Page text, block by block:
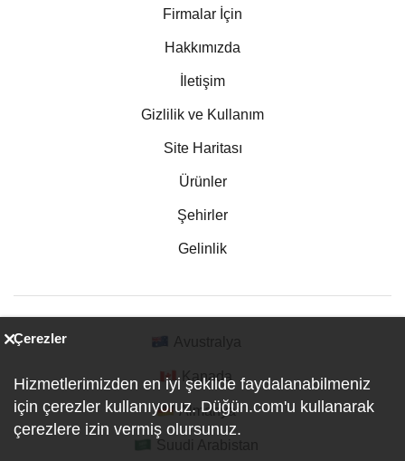
Firmalar İçin
Hakkımızda
İletişim
Gizlilik ve Kullanım
Site Haritası
Ürünler
Şehirler
Gelinlik
Kanada
Almanya
Çerezler
Hizmetlerimizden en iyi şekilde faydalanabilmeniz
için çerezler kullanıyoruz. Düğün.com'u kullanarak
çerezlere izin vermiş olursunuz.